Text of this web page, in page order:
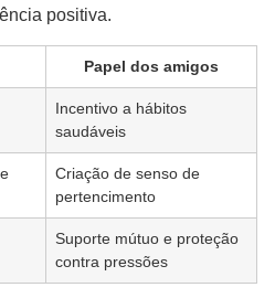
positiva.
Papel dos amigos
Incentivo a hábitos
saudáveis
Criação de senso de
pertencimento
Suporte mútuo e proteção
contra pressões